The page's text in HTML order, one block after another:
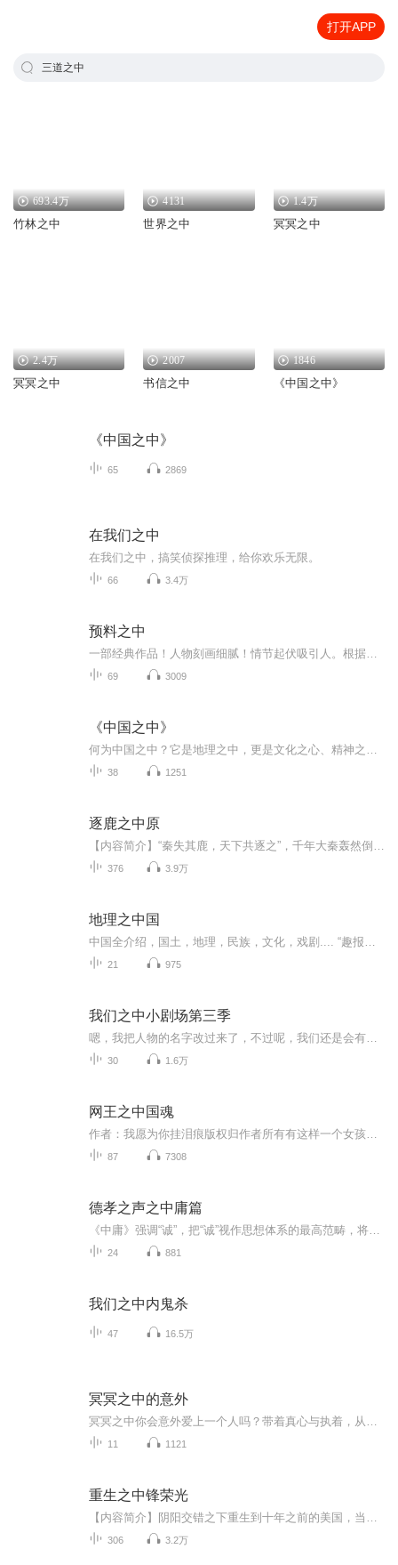
打开APP
三道之中
693.4万
竹林之中
4131
世界之中
1.4万
冥冥之中
2.4万
冥冥之中
2007
书信之中
1846
《中国之中》
《中国之中》
65 2869
在我们之中
在我们之中，搞笑侦探推理，给你欢乐无限。
66 3.4万
预料之中
69 3009
《中国之中》
38 1251
逐鹿之中原
376 3.9万
地理之中国
21 975
我们之中小剧场第三季
30 1.6万
网王之中国魂
87 7308
德孝之声之中庸篇
24 881
我们之中内鬼杀
47 16.5万
冥冥之中的意外
11 1121
重生之中锋荣光
306 3.2万